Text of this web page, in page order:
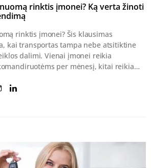
rinktis įmonei? Ką verta žinoti
rinktis įmonei? Šis klausimas
kai transportas tampa nebe atsitiktine
dalimi. Vienai įmonei reikia
per mėnesį, kitai reikia…